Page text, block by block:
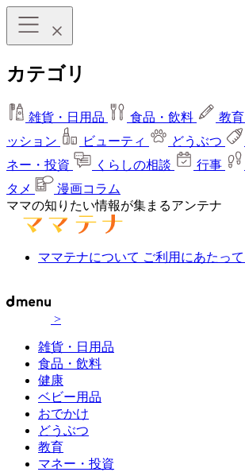
カテゴリ
雑貨・日用品 食品・飲料 教育
ッション
ビューティ どうぶつ
ネー・投資
くらしの相談 行事
タメ
漫画コラム
ママの知りたい情報が集まるアンテナ
ママテナについて ご利用にあたって
>
雑貨・日用品
食品・飲料
健康
ベビー用品
おでかけ
どうぶつ
教育
マネー・投資